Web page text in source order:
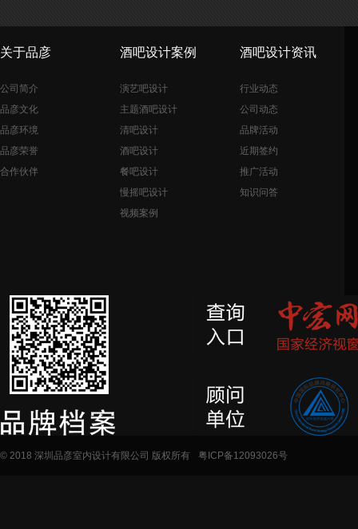
关于品彦
公司简介
品彦文化
品彦环境
品彦荣誉
合作伙伴
酒吧设计案例
演艺吧设计
主题酒吧设计
清吧设计
酒吧设计
餐吧设计
慢摇吧设计
视频案例
酒吧设计资讯
行业动态
公司动态
品牌活动
近期签约
推广活动
知识问答
© 2018 深圳品彦室内设计有限公司 版权所有 粤ICP备12093026号